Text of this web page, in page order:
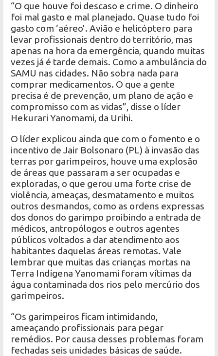
“O que houve foi descaso e crime. O dinheiro
foi mal gasto e mal planejado. Quase tudo foi
gasto com ‘aéreo’. Avião e helicóptero para
levar profissionais dentro do território, mas
apenas na hora da emergência, quando muitas
vezes já é tarde demais. Como a ambulância do
SAMU nas cidades. Não sobra nada para
comprar medicamentos. O que a gente
precisa é de prevenção, um plano de ação e
compromisso com as vidas”, disse o líder
Hekurari Yanomami, da Urihi.
O líder explicou ainda que com o fomento e o
incentivo de Jair Bolsonaro (PL) à invasão das
terras por garimpeiros, houve uma explosão
de áreas que passaram a ser ocupadas e
exploradas, o que gerou uma forte crise de
violência, ameaças, desmatamento e muitos
outros desmandos, como as ordens expressas
dos donos do garimpo proibindo a entrada de
médicos, antropólogos e outros agentes
públicos voltados a dar atendimento aos
habitantes daquelas áreas remotas. Vale
lembrar que muitas das crianças mortas na
Terra Indígena Yanomami foram vítimas da
água contaminada dos rios pelo mercúrio dos
garimpeiros.
“Os garimpeiros ficam intimidando,
ameaçando profissionais para pegar
remédios. Por causa desses problemas foram
fechadas seis unidades básicas de saúde.